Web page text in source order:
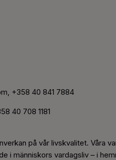
+358 40 841 7884
40 708 1181
på vår livskvalitet. Våra
i människors vardagsliv – i